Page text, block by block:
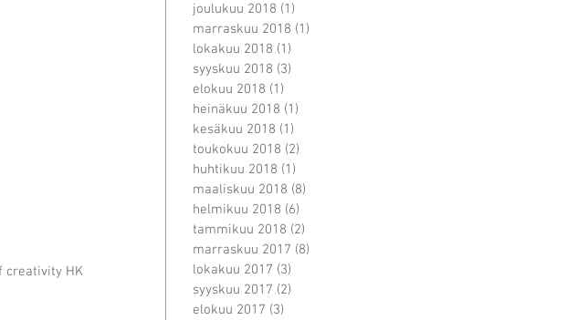
creativity HK
joulukuu 2018 (1)
marraskuu 2018 (1)
lokakuu 2018 (1)
syyskuu 2018 (3)
elokuu 2018 (1)
heinäkuu 2018 (1)
kesäkuu 2018 (1)
toukokuu 2018 (2)
huhtikuu 2018 (1)
maaliskuu 2018 (8)
helmikuu 2018 (6)
tammikuu 2018 (2)
marraskuu 2017 (8)
lokakuu 2017 (3)
syyskuu 2017 (2)
elokuu 2017 (3)